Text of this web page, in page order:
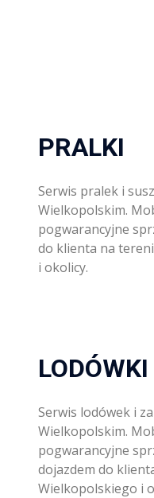
PRALKI
Serwis pralek i
Wielkopolskim.
pogwarancyjne
do klienta na
i okolicy.
LODÓWKI
Serwis lodówek i
Wielkopolskim.
pogwarancyjne
dojazdem do
Wielkopolskiego i